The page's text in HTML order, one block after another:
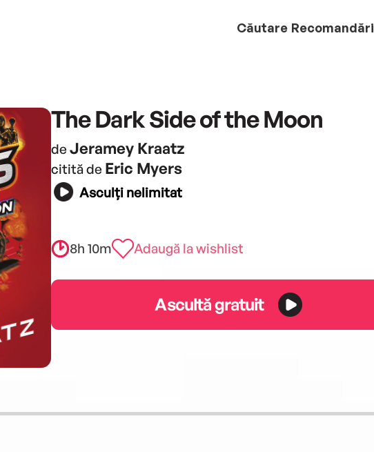
Căutare Recomandări
The Dark Side of the Moon
de Jeramey Kraatz
citită de Eric Myers
Asculți nelimitat
8h 10m Adaugă la wishlist
Ascultă gratuit